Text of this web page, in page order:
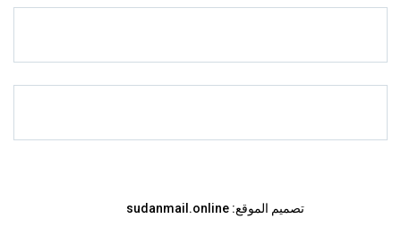
تصميم الموقع: sudanmail.online